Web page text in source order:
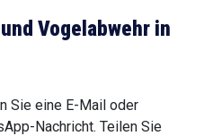
Vogelabwehr in
Sie eine E-Mail oder
Nachricht. Teilen Sie